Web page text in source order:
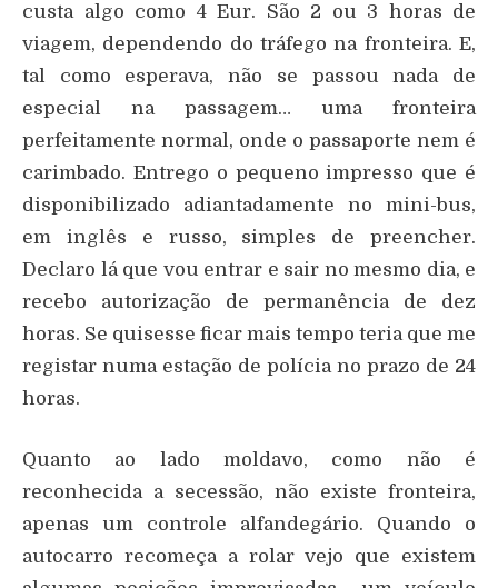
custa algo como 4 Eur. São 2 ou 3 horas de
viagem, dependendo do tráfego na fronteira. E,
tal como esperava, não se passou nada de
especial na passagem… uma fronteira
perfeitamente normal, onde o passaporte nem é
carimbado. Entrego o pequeno impresso que é
disponibilizado adiantadamente no mini-bus,
em inglês e russo, simples de preencher.
Declaro lá que vou entrar e sair no mesmo dia, e
recebo autorização de permanência de dez
horas. Se quisesse ficar mais tempo teria que me
registar numa estação de polícia no prazo de 24
horas.
Quanto ao lado moldavo, como não é
reconhecida a secessão, não existe fronteira,
apenas um controle alfandegário. Quando o
autocarro recomeça a rolar vejo que existem